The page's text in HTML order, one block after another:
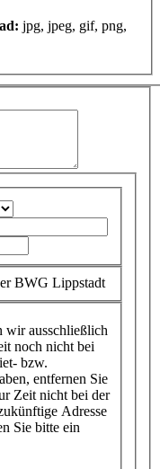
jpg, jpeg, gif, png,
BWG Lippstadt
wir ausschließlich
noch nicht bei
bzw.
entfernen Sie
Zeit nicht bei der
Adresse
Sie bitte ein